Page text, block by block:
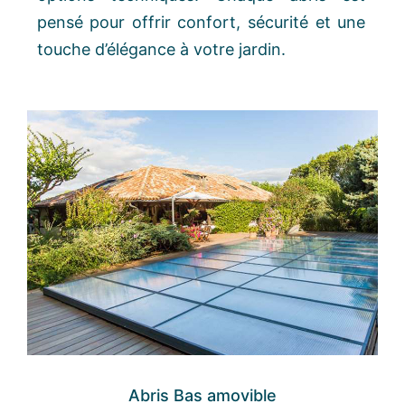
pensé pour offrir confort, sécurité et une
touche d’élégance à votre jardin.
Abris Bas amovible